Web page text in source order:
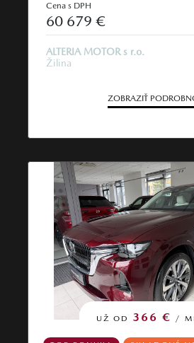
Cena s DPH
60 679 €
ALTERIA MOTOR s r.o.
Žilina
ZOBRAZIŤ
UŽ OD 366 € /